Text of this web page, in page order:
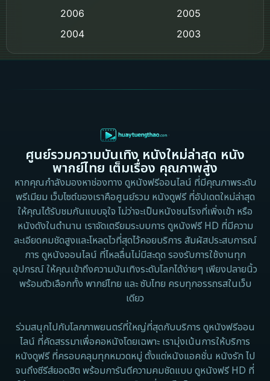
Detective สืบสวน
Disaster
Disney+
Documentary สารคดี
Documentary สารคดี
Drama ดราม่า
Drama ดราม่า
Dystopian
Emotional
2006
2005
2004
2003
2002
2000
1983
1982
1971
1962
ศูนย์รวมความบันเทิง หนังใหม่ล่าสุด หนัง
พากย์ไทย เต็มเรื่อง คุณภาพสูง
หากคุณกำลังมองหาช่องทาง ดูหนังฟรีออนไลน์ ที่มีคุณภาพระดับ
พรีเมียม เว็บไซต์ของเราคือศูนย์รวม หนังดูฟรี ที่อัปเดตใหม่ล่าสุด
ให้คุณได้รับชมกันแบบจุใจ ไม่ว่าจะเป็นหนังชนโรงที่เพิ่งเข้า หรือ
หนังดังในตำนาน เราจัดเตรียมระบบการ ดูหนังฟรี HD ที่มีความ
ละเอียดคมชัดสูงและโหลดไวที่สุดไว้คอยบริการ สัมผัสประสบการณ์
การ ดูหนังออนไลน์ ที่ไหลลื่นไม่มีสะดุด รองรับการใช้งานทุก
อุปกรณ์ ให้คุณเข้าถึงความบันเทิงระดับโลกได้ง่ายๆ เพียงปลายนิ้ว
พร้อมตัวเลือกทั้ง พากย์ไทย และ ซับไทย ครบทุกอรรถรสในเว็บ
เดียว
ร่วมสนุกไปกับโลกภาพยนตร์ที่ใหญ่ที่สุดกับบริการ ดูหนังฟรีออน
ไลน์ ที่คัดสรรมาเพื่อคอหนังโดยเฉพาะ เรามุ่งเน้นการให้บริการ
หนังดูฟรี ที่ครอบคลุมทุกหมวดหมู่ ตั้งแต่หนังแอคชั่น หนังรัก ไป
จนถึงซีรีส์ยอดฮิต พร้อมการันตีความคมชัดแบบ ดูหนังฟรี HD ที่